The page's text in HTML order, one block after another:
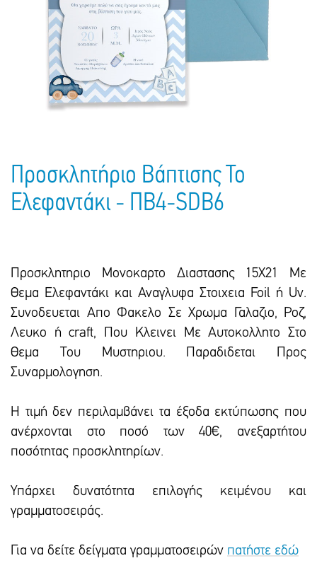
Πακέτα Δώρων
Σακούλες
Τσάντες - Ποδιές - Ομπρέλες
Βιβλία
Παιδικό Πάρτι
Παιδικά Είδη
Ημερολόγια - Ατζέντες
Γραφική Ύλη
Είδη Γραφείου
Τετράδια - Φάκελοι
Προσκλητήριο Βάπτισης Το
Ελεφαντάκι - ΠΒ4-SDB6
Προσκλητηριο Μονοκαρτο Διαστασης 15Χ21 Με
Θεμα Ελεφαντάκι και Αναγλυφα Στοιχεια Foil ή Uv.
Συνοδευεται Απο Φακελο Σε Χρωμα Γαλαζιο, Ροζ,
Λευκο ή craft, Που Κλεινει Με Αυτοκολλητο Στο
Θεμα Του Μυστηριου. Παραδιδεται Προς
Συναρμολογηση.
Η τιμή δεν περιλαμβάνει τα έξοδα εκτύπωσης που
ανέρχονται στο ποσό των 40€, ανεξαρτήτου
ποσότητας προσκλητηρίων.
Υπάρxει δυνατότητα επιλογής κειμένου και
γραμματοσειράς.
Για να δείτε δείγματα γραμματοσειρών πατήστε εδώ